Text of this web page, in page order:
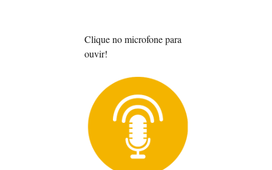
Cliqueno microfone para
ouvir!